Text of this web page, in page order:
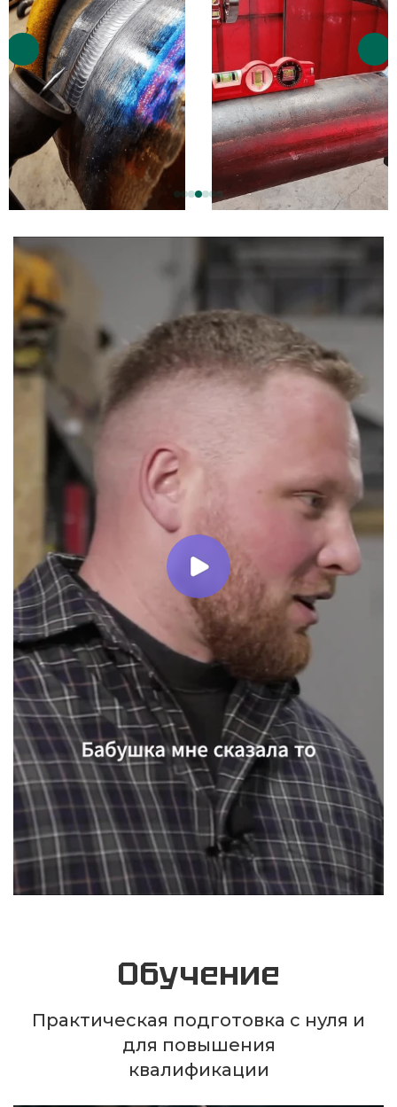
Обучение
Практическая подготовка с нуля и
для повышения
квалификации